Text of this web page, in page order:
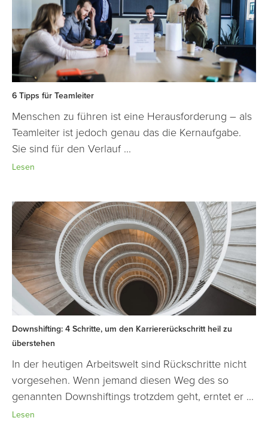
6 Tipps für Teamleiter
Menschen zu führen ist eine Herausforderung – als
Teamleiter ist jedoch genau das die Kernaufgabe.
Sie sind für den Verlauf ...
Lesen
Downshifting: 4 Schritte, um den Karriererückschritt heil zu
überstehen
In der heutigen Arbeitswelt sind Rückschritte nicht
vorgesehen. Wenn jemand diesen Weg des so
genannten Downshiftings trotzdem geht, erntet er ...
Lesen